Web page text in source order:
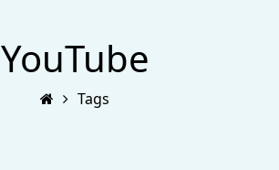
YouTube
Tags